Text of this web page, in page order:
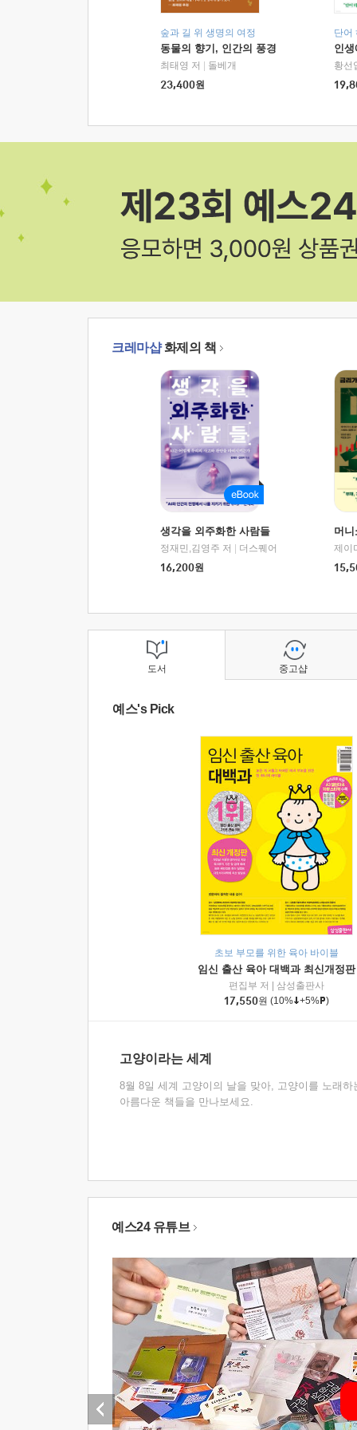
숲과 길 위 생명의 여정
동물의 향기, 인간의 풍경
최태영 저
돌베개
23,400원
단어
인
황선
크레마샵화제의 책
생각을 외주화한 사람들
정재민,김영주 저
더스퀘어
16,200원
머
도서
예스's Pick
초보 부모를 위한 육아 바이블
임신 출산 육아 대백과 최신개정판
편집부 저
삼성출판사
17,550원 (10% +5% )
고양이라는 세계
8월 8일 세계 고양이의 날을 맞아, 고양이를 노래하
아름다운 책들을 만나보세요.
중고샵
예스24 유튜브